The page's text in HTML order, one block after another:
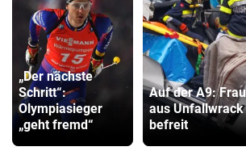
„Der nächste
Schritt“:
Olympiasieger
„geht fremd“
Auf der A9: Frau
aus Unfallwrack
befreit